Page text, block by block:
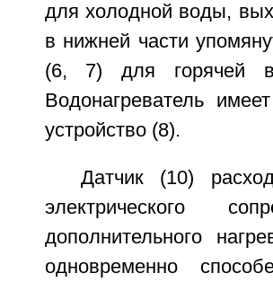
для холодной воды,
в нижней части
(6, 7) для горячей
Водонагреватель
устройство (8).
Датчик (10)
электрического
дополнительного
одновременно